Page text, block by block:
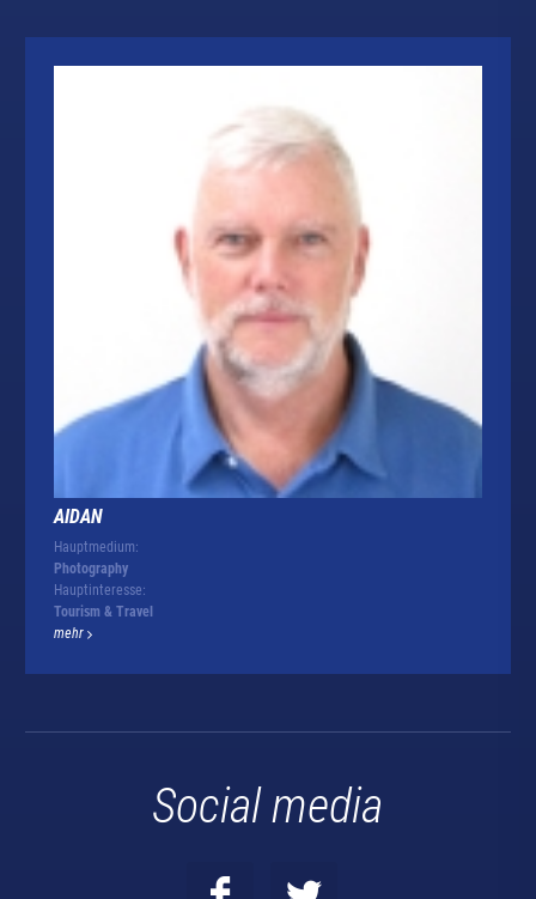
AIDAN
Hauptmedium:
Photography
Hauptinteresse:
Tourism & Travel
mehr
Social media